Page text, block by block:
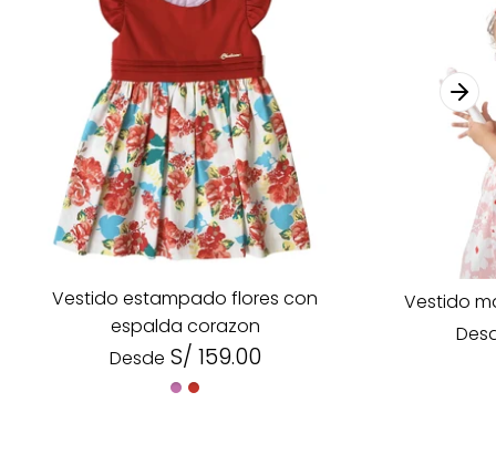
Vestido estampado flores con
espalda corazon
Desde S/ 159.00
Vestido